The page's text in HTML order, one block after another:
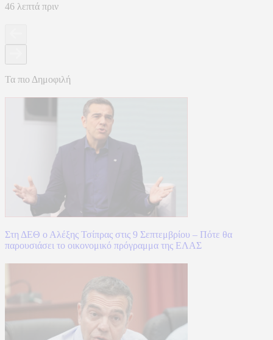
46 λεπτά πριν
Τα πιο Δημοφιλή
Στη ΔΕΘ ο Αλέξης Τσίπρας στις 9 Σεπτεμβρίου – Πότε θα
παρουσιάσει το οικονομικό πρόγραμμα της ΕΛΑΣ